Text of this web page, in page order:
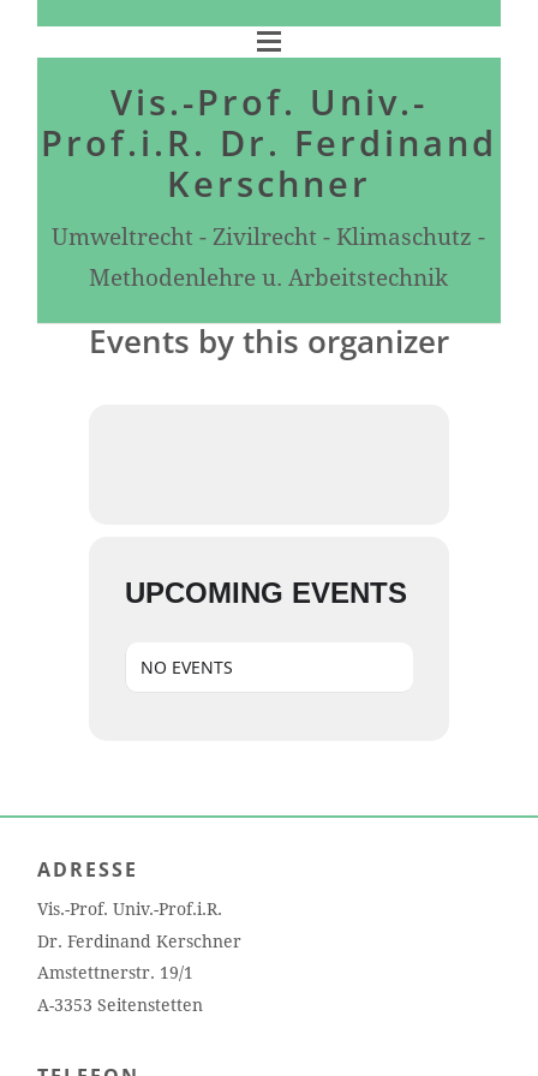
Vis.-Prof. Univ.-
Prof.i.R. Dr. Ferdinand
Kerschner
Umweltrecht - Zivilrecht - Klimaschutz -
Methodenlehre u. Arbeitstechnik
Events by this organizer
UPCOMING EVENTS
NO EVENTS
ADRESSE
Vis.-Prof. Univ.-Prof.i.R.
Dr. Ferdinand Kerschner
Amstettnerstr. 19/1
A-3353 Seitenstetten